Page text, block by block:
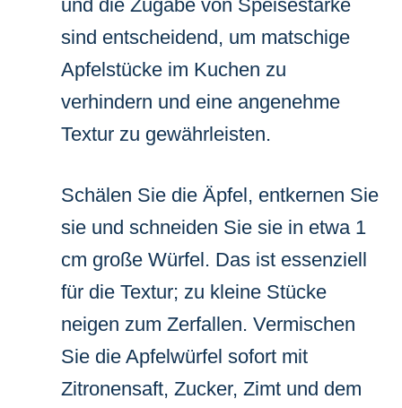
und die Zugabe von Speisestärke
sind entscheidend, um matschige
Apfelstücke im Kuchen zu
verhindern und eine angenehme
Textur zu gewährleisten.
Schälen Sie die Äpfel, entkernen Sie
sie und schneiden Sie sie in etwa 1
cm große Würfel. Das ist essenziell
für die Textur; zu kleine Stücke
neigen zum Zerfallen. Vermischen
Sie die Apfelwürfel sofort mit
Zitronensaft, Zucker, Zimt und dem